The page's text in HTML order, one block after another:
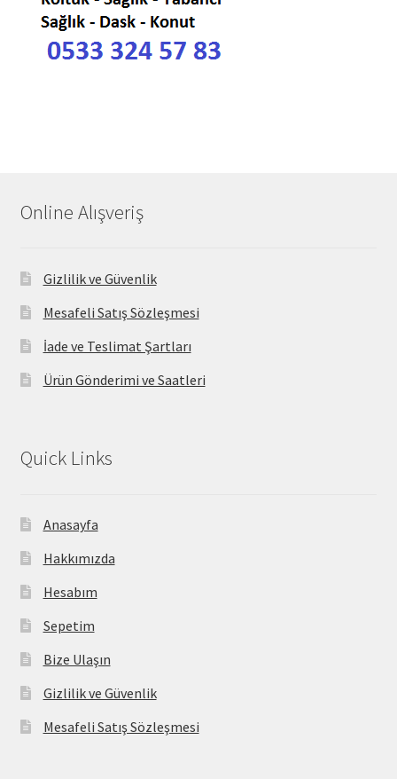
Online Alışveriş
Gizlilik ve Güvenlik
Mesafeli Satış Sözleşmesi
İade ve Teslimat Şartları
Ürün Gönderimi ve Saatleri
Quick Links
Anasayfa
Hakkımızda
Hesabım
Sepetim
Bize Ulaşın
Gizlilik ve Güvenlik
Mesafeli Satış Sözleşmesi